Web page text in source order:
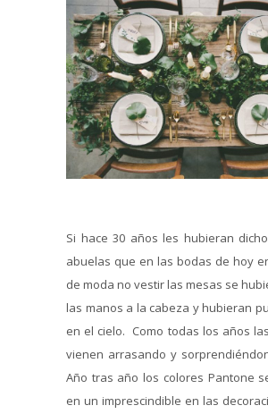
Si hace 30 años les hubieran
abuelas que en las bodas de hoy
de moda no vestir las mesas se
las manos a la cabeza y hubieran
en el cielo. Como todas los años
vienen arrasando y
Año tras año los colores Pantone
en un imprescindible en las